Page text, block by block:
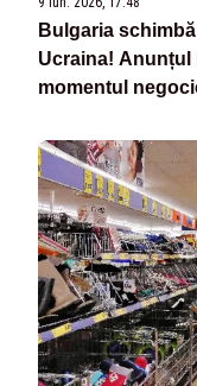
Bulgaria
Ucraina!
momentul